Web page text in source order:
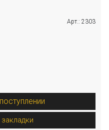
Арт.: 2303